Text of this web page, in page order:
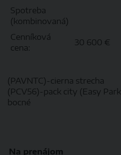
Spotreba
(kombinovaná)
Cenníková
cena:
30 600 €
(PAVNTC)-cierna strecha
(PCV56)-pack city (Easy
bocné
Na prenájom